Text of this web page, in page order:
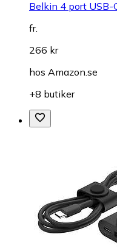
Belkin 4 port USB-
fr.
266 kr
hos Amazon.se
+8 butiker